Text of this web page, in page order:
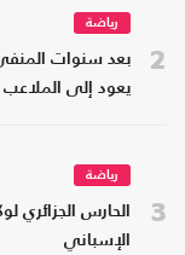
2
رياضة
بعد سنوات
يعود إلى
3
رياضة
الحارس الجزائري
الإسباني